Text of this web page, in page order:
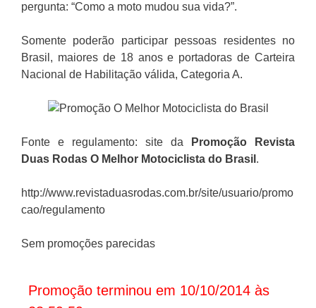
pergunta: “Como a moto mudou sua vida?”.
Somente poderão participar pessoas residentes no
Brasil, maiores de 18 anos e portadoras de Carteira
Nacional de Habilitação válida, Categoria A.
Fonte e regulamento: site da Promoção
Revista
Duas Rodas O Melhor Motociclista do Brasil .
http://www.revistaduasrodas.com.br/site/usuario/promo
cao/regulamento
Sem promoções parecidas
Promoção terminou em 10/10/2014 às